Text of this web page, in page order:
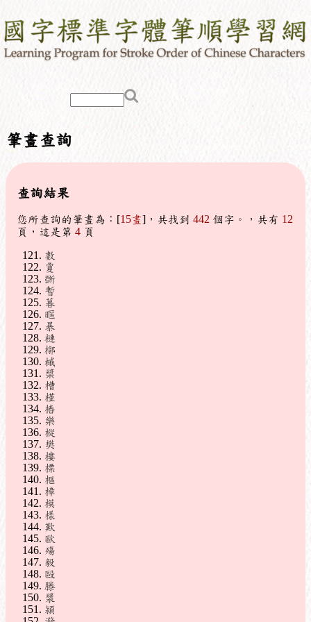
筆畫查詢
查詢結果
您所查詢的筆畫為：[15畫]，共找到 442 個字。，共有 12
頁，這是第 4 頁
數
敻
斲
暫
暮
暱
暴
槤
槨
槭
槳
槽
槿
樁
樂
樅
樊
樓
標
樞
樟
模
樣
歎
歐
殤
毅
毆
滕
漿
潁